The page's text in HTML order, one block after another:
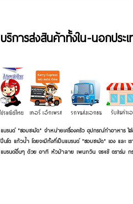
บริการส่งสินค้าทั้งใน-นอกประ
แบรนด์ "ชอบชะมัด" จำหน่ายเครื่องครัว อุปกรณ์ทำอาหาร ใ
ปิ่นโต แก้วน้ำ โดยจะมีทั้งที่เป็นแบรนด์ "ชอบชะมัด" เอง และ เ
แบรนด์อื่นๆ ด้วย อาทิ หัวม้าลาย เพนกวิน จระเข้ ตราร่ม ก